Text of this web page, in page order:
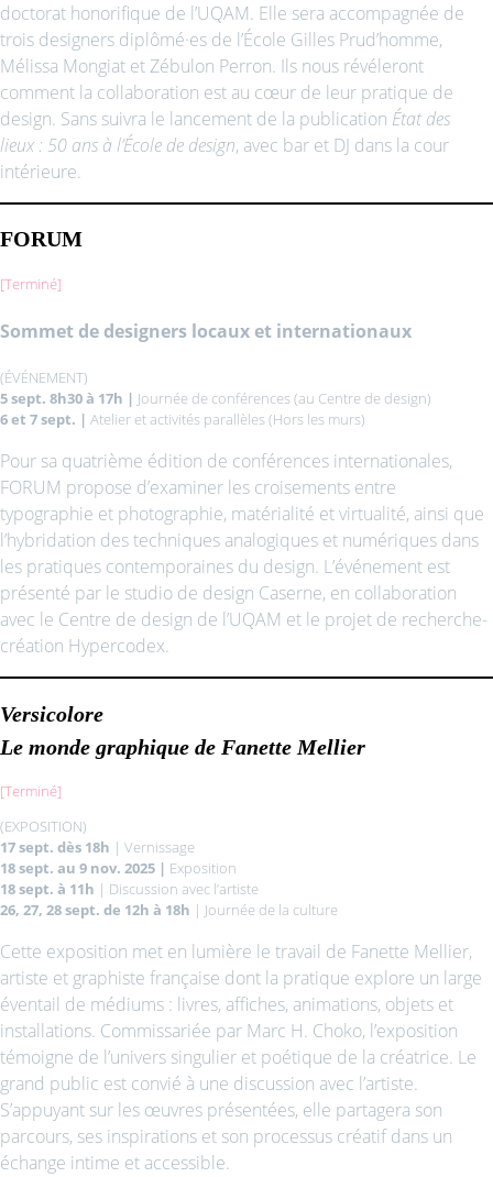
doctorat honorifique de l’UQAM. Elle sera accompagnée de
trois designers diplômé·es de l’École Gilles Prud’homme,
Mélissa Mongiat et Zébulon Perron. Ils nous révéleront
comment la collaboration est au cœur de leur pratique de
design. Sans suivra le lancement de la publication État des
lieux : 50 ans à l’École de design, avec bar et DJ dans la cour
intérieure.
FORUM
[Terminé]
Sommet de designers locaux et internationaux
(ÉVÉNEMENT)
5 sept. 8h30 à 17h | Journée de conférences (au Centre de design)
6 et 7 sept. | Atelier et activités parallèles (Hors les murs)
Pour sa quatrième édition de conférences internationales,
FORUM propose d’examiner les croisements entre
typographie et photographie, matérialité et virtualité, ainsi que
l’hybridation des techniques analogiques et numériques dans
les pratiques contemporaines du design. L’événement est
présenté par le studio de design Caserne, en collaboration
avec le Centre de design de l’UQAM et le projet de recherche-
création Hypercodex.
Versicolore
Le monde graphique de Fanette Mellier
[Terminé]
(EXPOSITION)
17 sept. dès 18h | Vernissage
18 sept. au 9 nov. 2025 | Exposition
18 sept. à 11h | Discussion avec l’artiste
26, 27, 28 sept. de 12h à 18h | Journée de la culture
Cette exposition met en lumière le travail de Fanette Mellier,
artiste et graphiste française dont la pratique explore un large
éventail de médiums : livres, affiches, animations, objets et
installations. Commissariée par Marc H. Choko, l’exposition
témoigne de l’univers singulier et poétique de la créatrice. Le
grand public est convié à une discussion avec l’artiste.
S’appuyant sur les œuvres présentées, elle partagera son
parcours, ses inspirations et son processus créatif dans un
échange intime et accessible.